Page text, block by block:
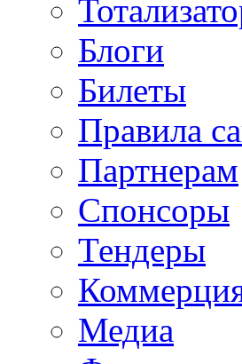
Блоги
Билеты
Правила
Партнерам
Спонсоры
Тендеры
Медиа